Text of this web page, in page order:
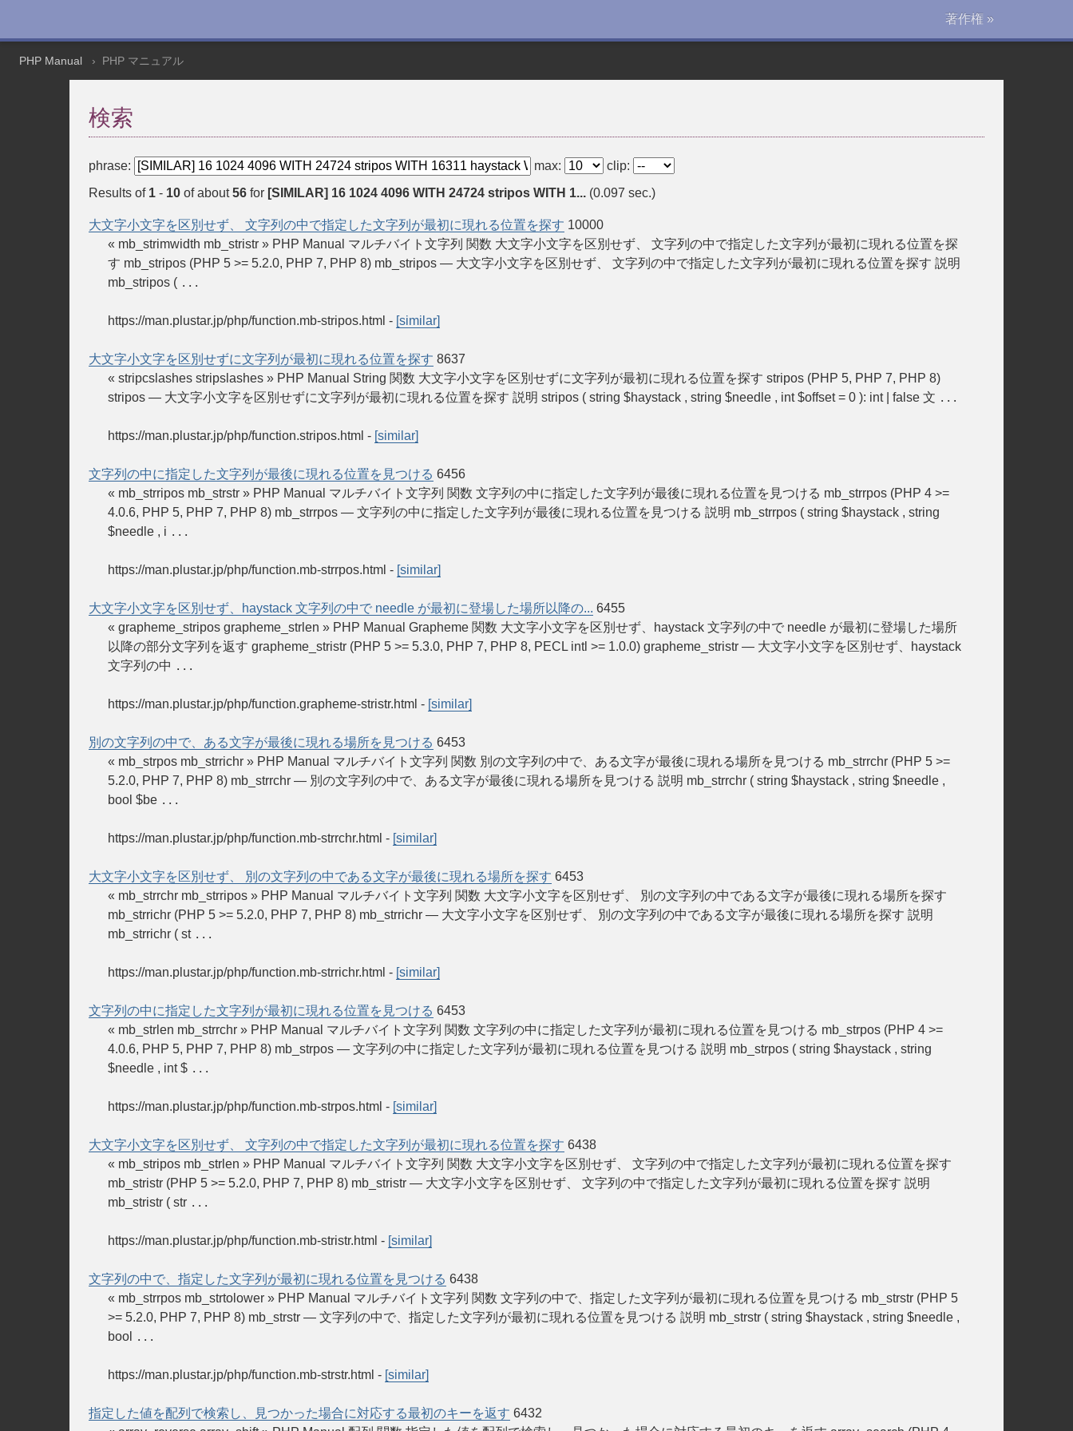
著作権 »
PHP Manual PHP マニュアル
検索
phrase: max:
clip:
Results of 1 - 10 of about56 for [SIMILAR] 16 1024 4096 WITH 24724 stripos WITH 1... (0.097 sec.)
大文字小文字を区別せず、 文字列の中で指定した文字列が最初に現れる位置を探す 10000
« mb_strimwidth mb_stristr » PHP Manual マルチバイト文字列 関数 大文字小文字を区別せず、 文字列の中で指定した文字列が最初に現れる位置を探
す mb_stripos (PHP 5 >= 5.2.0, PHP 7, PHP 8) mb_stripos — 大文字小文字を区別せず、 文字列の中で指定した文字列が最初に現れる位置を探す 説明
mb_stripos ( ...
https://man.plustar.jp/php/function.mb-stripos.html - [similar]
大文字小文字を区別せずに文字列が最初に現れる位置を探す 8637
« stripcslashes stripslashes » PHP Manual String 関数 大文字小文字を区別せずに文字列が最初に現れる位置を探す stripos (PHP 5, PHP 7, PHP 8)
stripos — 大文字小文字を区別せずに文字列が最初に現れる位置を探す 説明 stripos ( string $haystack , string $needle , int $offset = 0 ): int | false 文 ...
https://man.plustar.jp/php/function.stripos.html - [similar]
文字列の中に指定した文字列が最後に現れる位置を見つける 6456
« mb_strripos mb_strstr » PHP Manual マルチバイト文字列 関数 文字列の中に指定した文字列が最後に現れる位置を見つける mb_strrpos (PHP 4 >=
4.0.6, PHP 5, PHP 7, PHP 8) mb_strrpos — 文字列の中に指定した文字列が最後に現れる位置を見つける 説明 mb_strrpos ( string $haystack , string
$needle , i ...
https://man.plustar.jp/php/function.mb-strrpos.html - [similar]
大文字小文字を区別せず、haystack 文字列の中で needle が最初に登場した場所以降の... 6455
« grapheme_stripos grapheme_strlen » PHP Manual Grapheme 関数 大文字小文字を区別せず、haystack 文字列の中で needle が最初に登場した場所
以降の部分文字列を返す grapheme_stristr (PHP 5 >= 5.3.0, PHP 7, PHP 8, PECL intl >= 1.0.0) grapheme_stristr — 大文字小文字を区別せず、haystack
文字列の中 ...
https://man.plustar.jp/php/function.grapheme-stristr.html - [similar]
別の文字列の中で、ある文字が最後に現れる場所を見つける 6453
« mb_strpos mb_strrichr » PHP Manual マルチバイト文字列 関数 別の文字列の中で、ある文字が最後に現れる場所を見つける mb_strrchr (PHP 5 >=
5.2.0, PHP 7, PHP 8) mb_strrchr — 別の文字列の中で、ある文字が最後に現れる場所を見つける 説明 mb_strrchr ( string $haystack , string $needle ,
bool $be ...
https://man.plustar.jp/php/function.mb-strrchr.html - [similar]
大文字小文字を区別せず、 別の文字列の中である文字が最後に現れる場所を探す 6453
« mb_strrchr mb_strripos » PHP Manual マルチバイト文字列 関数 大文字小文字を区別せず、 別の文字列の中である文字が最後に現れる場所を探す
mb_strrichr (PHP 5 >= 5.2.0, PHP 7, PHP 8) mb_strrichr — 大文字小文字を区別せず、 別の文字列の中である文字が最後に現れる場所を探す 説明
mb_strrichr ( st ...
https://man.plustar.jp/php/function.mb-strrichr.html - [similar]
文字列の中に指定した文字列が最初に現れる位置を見つける 6453
« mb_strlen mb_strrchr » PHP Manual マルチバイト文字列 関数 文字列の中に指定した文字列が最初に現れる位置を見つける mb_strpos (PHP 4 >=
4.0.6, PHP 5, PHP 7, PHP 8) mb_strpos — 文字列の中に指定した文字列が最初に現れる位置を見つける 説明 mb_strpos ( string $haystack , string
$needle , int $ ...
https://man.plustar.jp/php/function.mb-strpos.html - [similar]
大文字小文字を区別せず、 文字列の中で指定した文字列が最初に現れる位置を探す 6438
« mb_stripos mb_strlen » PHP Manual マルチバイト文字列 関数 大文字小文字を区別せず、 文字列の中で指定した文字列が最初に現れる位置を探す
mb_stristr (PHP 5 >= 5.2.0, PHP 7, PHP 8) mb_stristr — 大文字小文字を区別せず、 文字列の中で指定した文字列が最初に現れる位置を探す 説明
mb_stristr ( str ...
https://man.plustar.jp/php/function.mb-stristr.html - [similar]
文字列の中で、指定した文字列が最初に現れる位置を見つける 6438
« mb_strrpos mb_strtolower » PHP Manual マルチバイト文字列 関数 文字列の中で、指定した文字列が最初に現れる位置を見つける mb_strstr (PHP 5
>= 5.2.0, PHP 7, PHP 8) mb_strstr — 文字列の中で、指定した文字列が最初に現れる位置を見つける 説明 mb_strstr ( string $haystack , string $needle ,
bool
...
https://man.plustar.jp/php/function.mb-strstr.html - [similar]
指定した値を配列で検索し、見つかった場合に対応する最初のキーを返す 6432